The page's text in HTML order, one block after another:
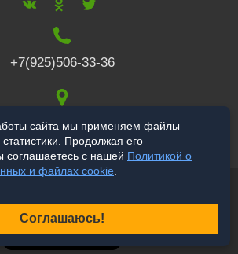
+7(925)506-33-36
117519,г. Москва,
Варшавское ш., 132
Продвижение сайта
сайта мы применяем файлы
Продолжая его
соглашаетесь с нашей Политикой о
и файлах cookie
Соглашаюсь!